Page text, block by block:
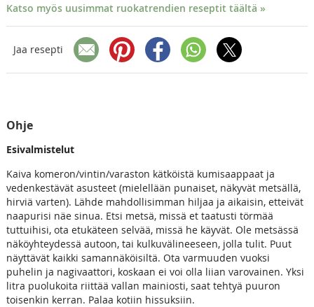
Katso myös uusimmat ruokatrendien reseptit täältä »
Jaa resepti
Ohje
Esivalmistelut
Kaiva komeron/vintin/varaston kätköistä kumisaappaat ja
vedenkestävät asusteet (mielellään punaiset, näkyvät metsällä,
hirviä varten). Lähde mahdollisimman hiljaa ja aikaisin, etteivät
naapurisi näe sinua. Etsi metsä, missä et taatusti törmää
tuttuihisi, ota etukäteen selvää, missä he käyvät. Ole metsässä
näköyhteydessä autoon, tai kulkuvälineeseen, jolla tulit. Puut
näyttävät kaikki samannäköisiltä. Ota varmuuden vuoksi
puhelin ja nagivaattori, koskaan ei voi olla liian varovainen. Yksi
litra puolukoita riittää vallan mainiosti, saat tehtyä puuron
toisenkin kerran. Palaa kotiin hissuksiin.